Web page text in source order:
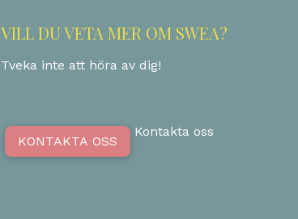
VILL DU VETA MER OM SWEA?
Tveka inte att höra av dig!
KONTAKTA OSS
Kontakta oss